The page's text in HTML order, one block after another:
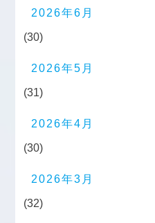
2026年6月
(30)
2026年5月
(31)
2026年4月
(30)
2026年3月
(32)